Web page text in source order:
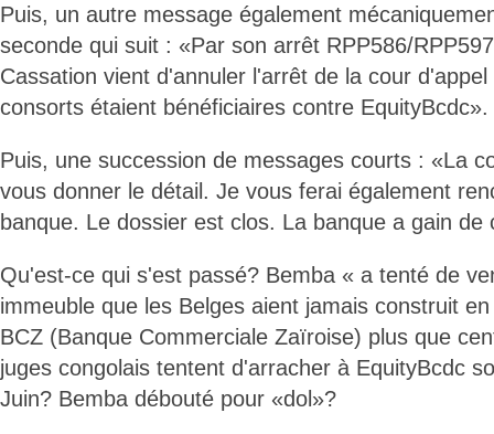
Puis, un autre message également
seconde qui suit : «Par son arrêt RPP586/
Cassation vient d'annuler l'arrêt de la cour
consorts étaient bénéficiaires contre EquityBcdc».
Puis, une succession de messages courts : «La
vous donner le détail. Je vous ferai également
banque. Le dossier est clos. La banque a gain de
Qu'est-ce qui s'est passé? Bemba « a tenté de
immeuble que les Belges aient jamais construit
BCZ (Banque Commerciale Zaïroise) plus que
juges congolais tentent d'arracher à EquityBcdc
Juin? Bemba débouté pour «dol»?